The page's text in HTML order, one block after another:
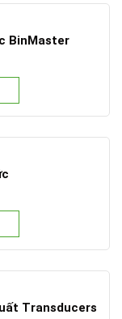
BinMaster
Transducers